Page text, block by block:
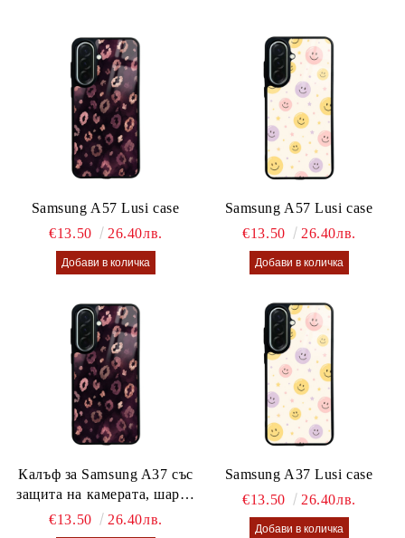
Samsung A57 Lusi case
€13.50
26.40лв.
Samsung A57 Lusi case
€13.50
26.40лв.
Калъф за Samsung A37 със
защита на камерата, шарен
калъф Lusi case
€13.50 26.40лв.
Samsung A37 Lusi case
€13.50
26.40лв.